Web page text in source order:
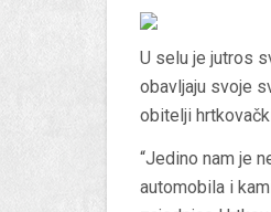
U selu je jutros
obavljaju svoje
obitelji
“Jedino nam je
automobila i